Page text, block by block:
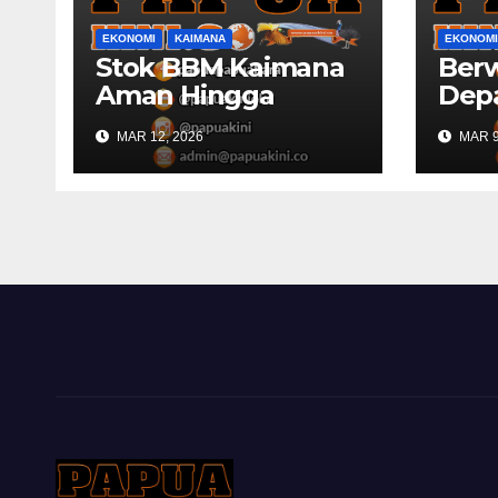
EKONOMI KAIMANA
Stok BBM Kaimana
Aman Hingga
Lebaran
MAR 12, 2026
EKONOMI
MAR